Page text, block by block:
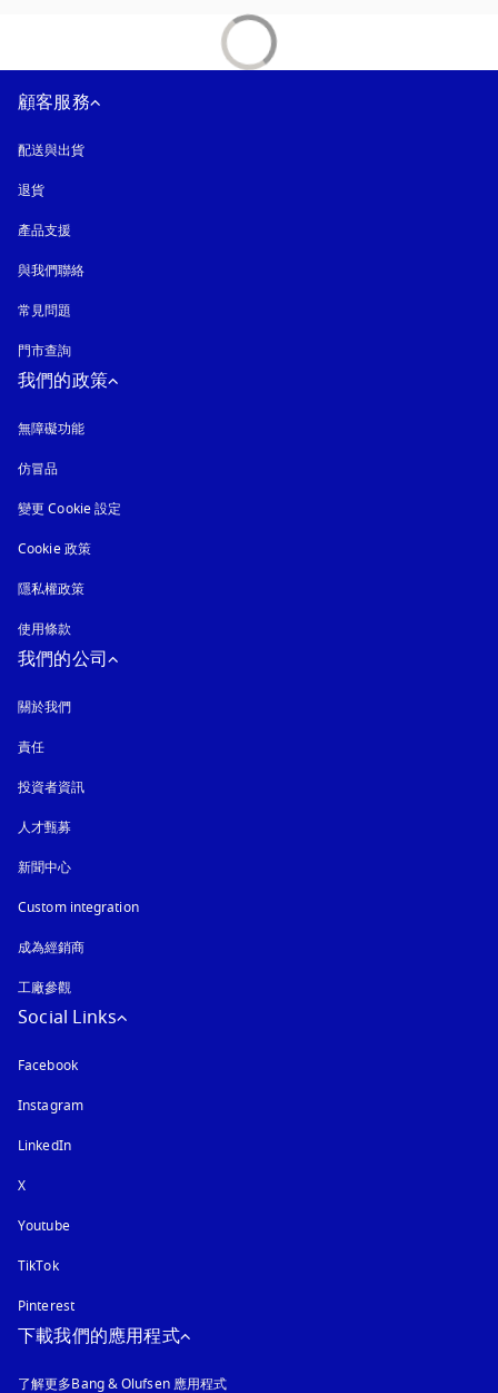
顧客服務
配送與出貨
退貨
產品支援
與我們聯絡
常見問題
門市查詢
我們的政策
無障礙功能
仿冒品
變更 Cookie 設定
Cookie 政策以新標籤頁開啟
隱私權政策
使用條款
我們的公司
關於我們
責任
投資者資訊
人才甄募
新聞中心
Custom integration
成為經銷商
工廠參觀
Social Links
Facebook
Instagram以新標籤頁開啟
LinkedIn
X
Youtube以新標籤頁開啟
TikTok
Pinterest
下載我們的應用程式
了解更多Bang & Olufsen 應用程式